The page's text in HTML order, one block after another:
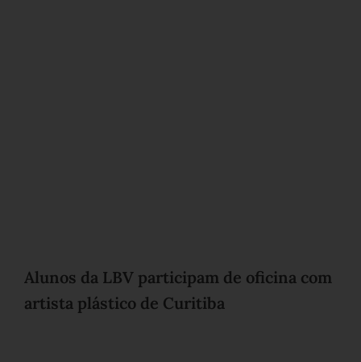
Alunos da LBV participam de oficina com
artista plástico de Curitiba